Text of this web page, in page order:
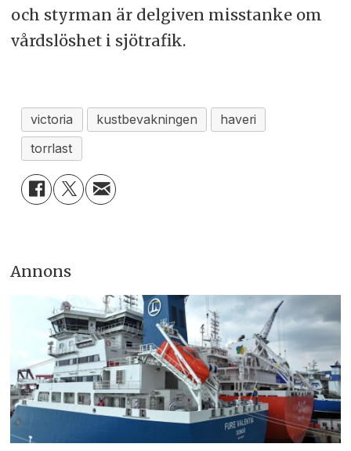
och styrman är delgiven misstanke om
vårdslöshet i sjötrafik.
victoria kustbevakningen
haveri
torrlast
Annons